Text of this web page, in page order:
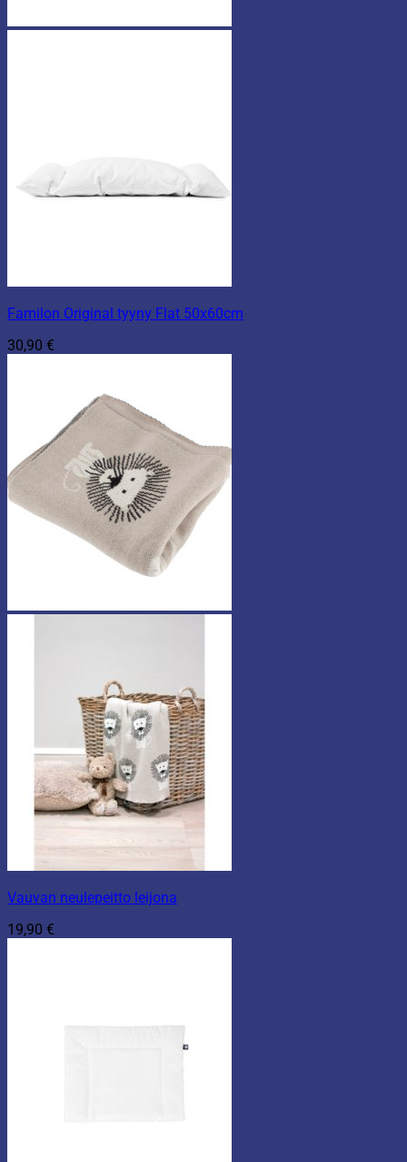
Familon Original tyyny Flat 50x60cm
30,90 €
Vauvan neulepeitto leijona
19,90 €